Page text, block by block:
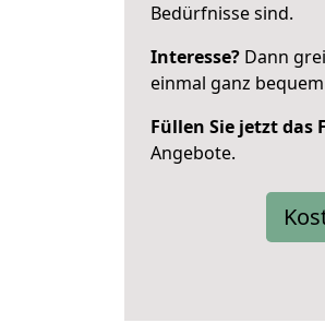
Bedürfnisse sind.
Interesse? Dann
einmal ganz
Füllen Sie jetzt das
Angebote.